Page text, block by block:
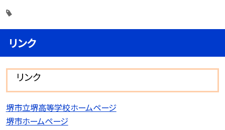
リンク
リンク
堺市立堺高等学校ホームページ
堺市ホームページ